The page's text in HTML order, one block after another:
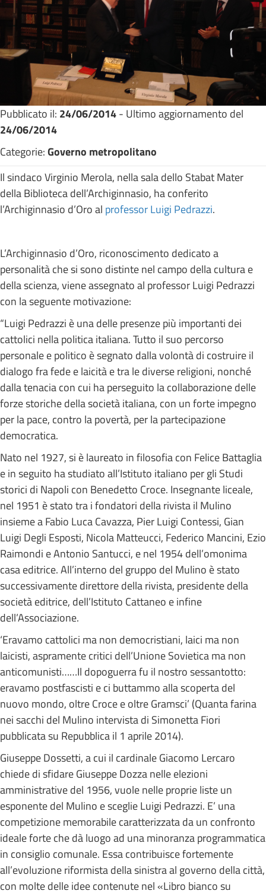
Pubblicato il: 24/06/2014- Ultimo aggiornamento del
24/06/2014
Categorie:Governo metropolitano
Il sindaco Virginio Merola, nella sala dello Stabat Mater
della Biblioteca dell’Archiginnasio, ha conferito
l’Archiginnasio d’Oro al professor Luigi Pedrazzi.
L’Archiginnasio d’Oro, riconoscimento dedicato a
personalità che si sono distinte nel campo della cultura e
della scienza, viene assegnato al professor Luigi Pedrazzi
con la seguente motivazione:
“Luigi Pedrazzi è una delle presenze più importanti dei
cattolici nella politica italiana. Tutto il suo percorso
personale e politico è segnato dalla volontà di costruire il
dialogo fra fede e laicità e tra le diverse religioni, nonché
dalla tenacia con cui ha perseguito la collaborazione delle
forze storiche della società italiana, con un forte impegno
per la pace, contro la povertà, per la partecipazione
democratica.
Nato nel 1927, si è laureato in filosofia con Felice Battaglia
e in seguito ha studiato all’Istituto italiano per gli Studi
storici di Napoli con Benedetto Croce. Insegnante liceale,
nel 1951 è stato tra i fondatori della rivista il Mulino
insieme a Fabio Luca Cavazza, Pier Luigi Contessi, Gian
Luigi Degli Esposti, Nicola Matteucci, Federico Mancini, Ezio
Raimondi e Antonio Santucci, e nel 1954 dell’omonima
casa editrice. All’interno del gruppo del Mulino è stato
successivamente direttore della rivista, presidente della
società editrice, dell’Istituto Cattaneo e infine
dell’Associazione.
‘Eravamo cattolici ma non democristiani, laici ma non
laicisti, aspramente critici dell’Unione Sovietica ma non
anticomunisti……Il dopoguerra fu il nostro sessantotto:
eravamo postfascisti e ci buttammo alla scoperta del
nuovo mondo, oltre Croce e oltre Gramsci’ (Quanta farina
nei sacchi del Mulino intervista di Simonetta Fiori
pubblicata su Repubblica il 1 aprile 2014).
Giuseppe Dossetti, a cui il cardinale Giacomo Lercaro
chiede di sfidare Giuseppe Dozza nelle elezioni
amministrative del 1956, vuole nelle proprie liste un
esponente del Mulino e sceglie Luigi Pedrazzi. E’ una
competizione memorabile caratterizzata da un confronto
ideale forte che dà luogo ad una minoranza programmatica
in consiglio comunale. Essa contribuisce fortemente
all’evoluzione riformista della sinistra al governo della città,
con molte delle idee contenute nel «Libro bianco su